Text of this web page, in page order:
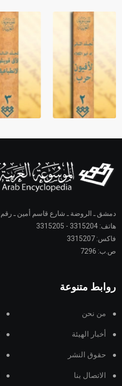
دمشق ـ الروضة ـ شارع قاسم أمين ـ رقم 39
هاتف: 3315204 - 3315205
فاكس: 3315207
ص.ب: 7296
روابط متنوعة
من نحن
أخبار الهيئة
حقوق النشر
الاتصال بنا